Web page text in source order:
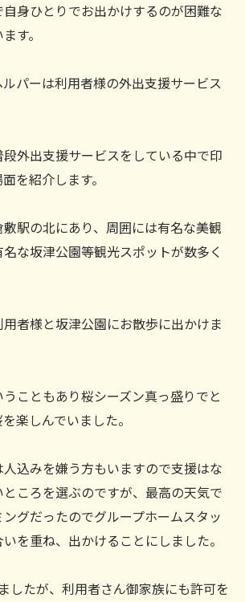
身ひとりでお出かけするのが困難な
す。
パーは利用者様の外出支援サービス
外出支援サービスをしている中で印
を紹介します。
駅の北にあり、周囲には有名な美観
な坂津公園等観光スポットが数多く
者様と坂津公園にお散歩に出かけま
こともあり桜シーズン真っ盛りでと
楽しんでいました。
込みを嫌う方もいますので支援はな
ころを選ぶのですが、最高の天気で
グだったのでグループホームスタッ
を重ね、出かけることにしました。
したが、利用者さん御家族にも許可を